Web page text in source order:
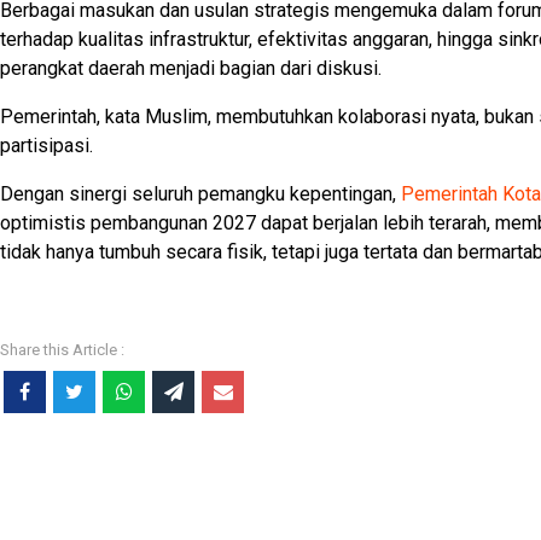
Berbagai masukan dan usulan strategis mengemuka dalam
terhadap kualitas infrastruktur, efektivitas anggaran, hingga
perangkat daerah menjadi bagian dari diskusi.
Pemerintah, kata Muslim, membutuhkan kolaborasi nyata,
partisipasi.
Dengan sinergi seluruh pemangku kepentingan, Pemerintah
optimistis pembangunan 2027 dapat berjalan lebih terarah,
tidak hanya tumbuh secara fisik, tetapi juga tertata dan